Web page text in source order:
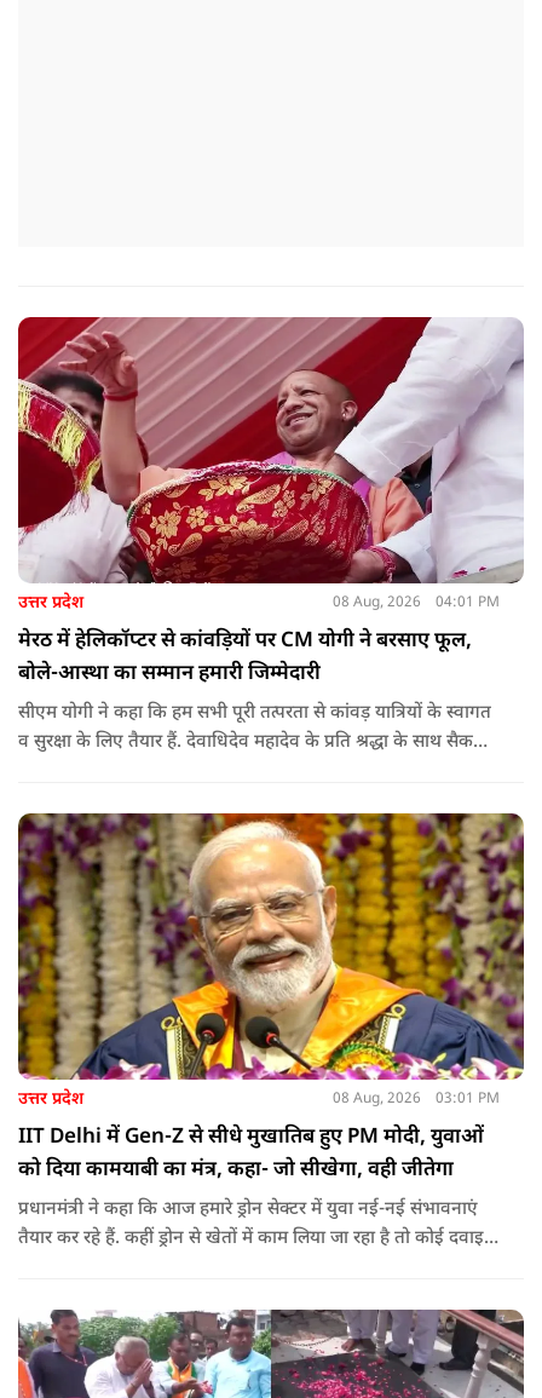
उत्तर प्रदेश 08 Aug, 2026 04:01 PM
मेरठ में हेलिकॉप्टर से कांवड़ियों पर CM योगी ने बरसाए फूल,
बोले-आस्था का सम्मान हमारी जिम्मेदारी
सीएम योगी ने कहा कि हम सभी पूरी तत्परता से कांवड़ यात्रियों के स्वागत
व सुरक्षा के लिए तैयार हैं. देवाधिदेव महादेव के प्रति श्रद्धा के साथ सैकड़ों
पात, क्षेत्र व प्रांत की सीमाओं से ऊपर उठकर उनकी हर श्वांस शिव के नाम
है.
उत्तर प्रदेश 08 Aug, 2026 03:01 PM
IIT Delhi में Gen-Z से सीधे मुखातिब हुए PM मोदी, युवाओं
को दिया कामयाबी का मंत्र, कहा- जो सीखेगा, वही जीतेगा
प्रधानमंत्री ने कहा कि आज हमारे ड्रोन सेक्टर में युवा नई-नई संभावनाएं
तैयार कर रहे हैं. कहीं ड्रोन से खेतों में काम लिया जा रहा है तो कोई दवाइयां